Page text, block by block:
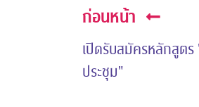
ก่อนหน้า
เปิดรับสมัครหลักสูตร
ประชุม"